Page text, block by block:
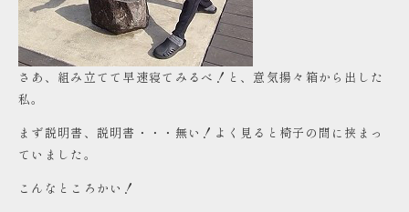
さあ、組み立てて早速寝てみるべ！と、意気揚々箱から出した
私。
まず説明書、説明書・・・無い！よく見ると椅子の間に挟まっ
ていました。
こんなところかい！